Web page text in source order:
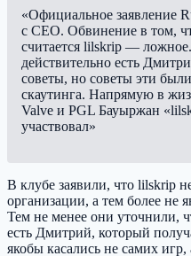
«Официальное заявление
с CEO. Обвинение в том,
считается lilskrip —
действительно есть
советы, но советы эти
скаутинга. Напрямую в
Valve и PGL Бауыржан
участвовал»
В клубе заявили, что lilskrip
организации, а тем более не
Тем не менее они уточнили,
есть Дмитрий, который
якобы касались не самих игр,